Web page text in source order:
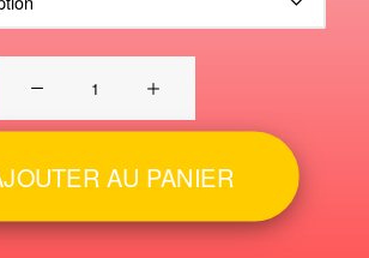
Kebab
City
Lecteur
AU PANIER